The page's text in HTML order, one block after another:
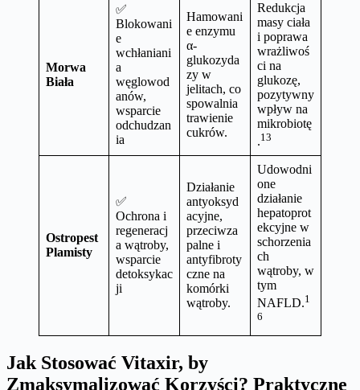
Morwa
Biała
✅
Blokowani
e
wchłaniani
a
węglowod
anów,
wsparcie
odchudzan
ia
Hamowani
e enzymu
α-
glukozyda
zy w
jelitach, co
spowalnia
trawienie
cukrów.
Redukcja
masy ciała
i poprawa
wrażliwoś
ci na
glukozę,
pozytywny
wpływ na
mikrobiotę
.13
Ostropest
Plamisty
✅
Ochrona i
regeneracj
a wątroby,
wsparcie
detoksykac
ji
Działanie
antyoksyd
acyjne,
przeciwza
palne i
antyfibroty
czne na
komórki
wątroby.
Udowodni
one
działanie
hepatoprot
ekcyjne w
schorzenia
ch
wątroby, w
tym
NAFLD.1
6
Jak Stosować Vitaxir, by
Zmaksymalizować Korzyści? Praktyczne